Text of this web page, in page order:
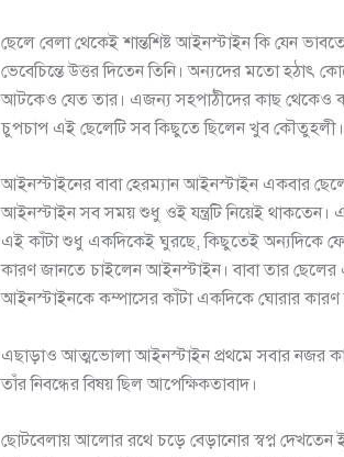
ছেলে বেলা থেকেই শান্তশিষ্ট আইনস্টাইন কি যেন
ভেবেচিন্তে উত্তর দিতেন তিনি। অন্যদের মতো
আটকেও যেত তার। এজন্য সহপাঠীদের কাছ থেকেও
চুপচাপ এই ছেলেটি সব কিছুতে ছিলেন খুব কৌতুহলী।
আইনস্টাইনের বাবা হেরম্যান আইনস্টাইন একবার
আইনস্টাইন সব সময় শুধু ওই যন্ত্রটি নিয়েই
এই কাঁটা শুধু একদিকেই ঘুরছে, কিছুতেই অন্যদিকে
কারণ জানতে চাইলেন আইনস্টাইন। বাবা তার
আইনস্টাইনকে কম্পাসের কাঁটা একদিকে ঘোরার কারণ
এছাড়াও আত্মভোলা আইনস্টাইন প্রথমে সবার নজর
তাঁর নিবন্ধের বিষয় ছিল আপেক্ষিকতাবাদ।
ছোটবেলায় আলোর রথে চড়ে বেড়ানোর স্বপ্ন দেখতেন